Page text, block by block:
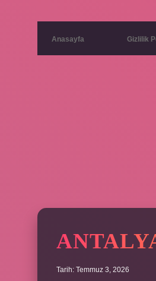
Anasayfa Gizlilik
Tarih: Temmuz 3, 2026